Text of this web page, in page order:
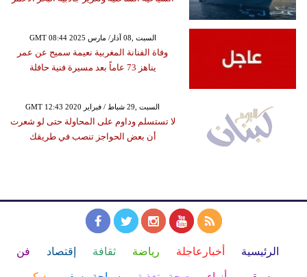
GMT 08:44 2025 السبت ,08 آذار/ مارس
وفاة الفنانة المغربية نعيمة سميح عن عمر
يناهز 73 عاماً بعد مسيرة فنية حافلة
GMT 12:43 2020 السبت ,29 شباط / فبراير
لا تستسلم وداوم على المحاولة حتى لو شعرت
أن بعض الحواجز تنصب في طريقك
الرئيسية أخبارعاجلة رياضة ثقافة إقتصاد فن